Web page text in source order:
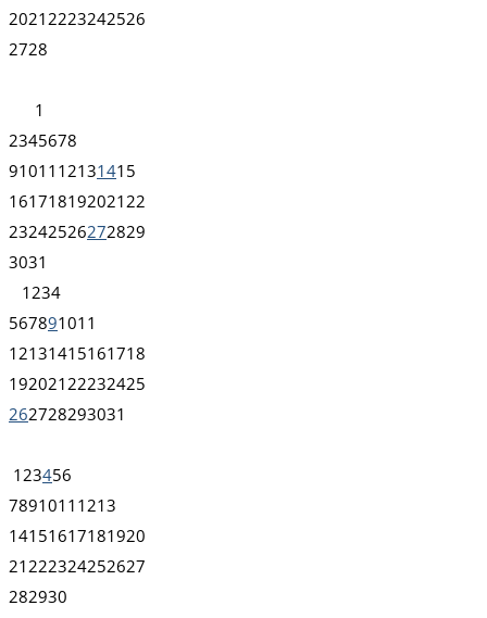
2021 2223242526
2728
1
2345678
91011 12131415
161718192021 22
23242526272829
3031
1 234
567891011
12131415161718
192021 22232425
262728293031
1 23456
7891011 1213
14151617181920
21 222324252627
282930